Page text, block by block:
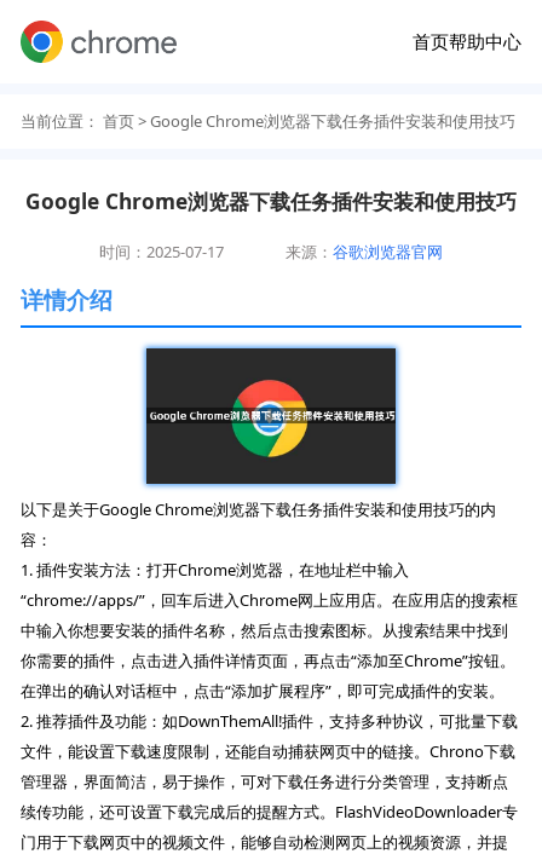
首页帮助中心
当前位置： 首页> Google Chrome浏览器下载任务插件安装和使用技巧
Google Chrome浏览器下载任务插件安装和使用技巧
时间：2025-07-17 来源：谷歌浏览器官网
详情介绍
以下是关于Google Chrome浏览器下载任务插件安装和使用技巧的内
容：
1. 插件安装方法：打开Chrome浏览器，在地址栏中输入
“chrome://apps/”，回车后进入Chrome网上应用店。在应用店的搜索框
中输入你想要安装的插件名称，然后点击搜索图标。从搜索结果中找到
你需要的插件，点击进入插件详情页面，再点击“添加至Chrome”按钮。
在弹出的确认对话框中，点击“添加扩展程序”，即可完成插件的安装。
2. 推荐插件及功能：如DownThemAll!插件，支持多种协议，可批量下载
文件，能设置下载速度限制，还能自动捕获网页中的链接。Chrono下载
管理器，界面简洁，易于操作，可对下载任务进行分类管理，支持断点
续传功能，还可设置下载完成后的提醒方式。FlashVideoDownloader专
门用于下载网页中的视频文件，能够自动检测网页上的视频资源，并提